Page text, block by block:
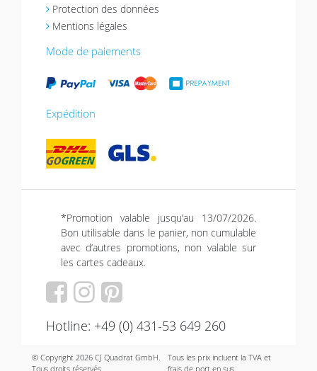
Protection des données
Mentions légales
Mode de paiements
Expédition
*Promotion valable jusqu’au 13/07/2026.
Bon utilisable dans le panier, non cumulable
avec d’autres promotions, non valable sur
les cartes cadeaux.
Hotline: +49 (0) 431-53 649 260
© Copyright 2026 CJ Quadrat GmbH.
Tous droits réservés.
Tous les prix incluent la TVA et
frais de port en sus.